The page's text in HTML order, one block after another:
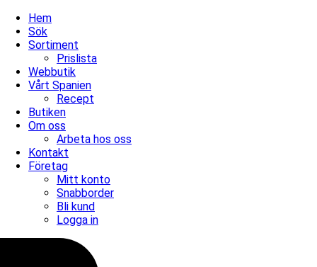
Hem
Sök
Sortiment
Prislista
Webbutik
Vårt Spanien
Recept
Butiken
Om oss
Arbeta hos oss
Kontakt
Företag
Mitt konto
Snabborder
Bli kund
Logga in